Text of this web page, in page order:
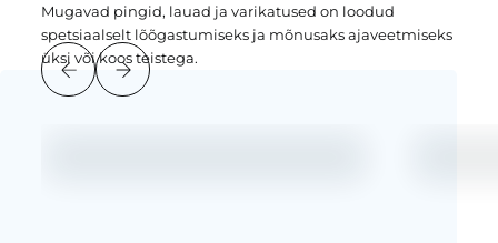
Mugavad pingid, lauad ja varikatused on loodud
spetsiaalselt lõõgastumiseks ja mõnusaks ajaveetmiseks
üksi või koos teistega.